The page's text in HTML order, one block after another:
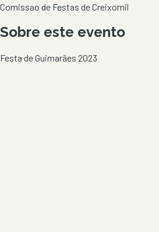
Comissao de Festas de Creixomil
Sobre este evento
Festa de Guimarães 2023